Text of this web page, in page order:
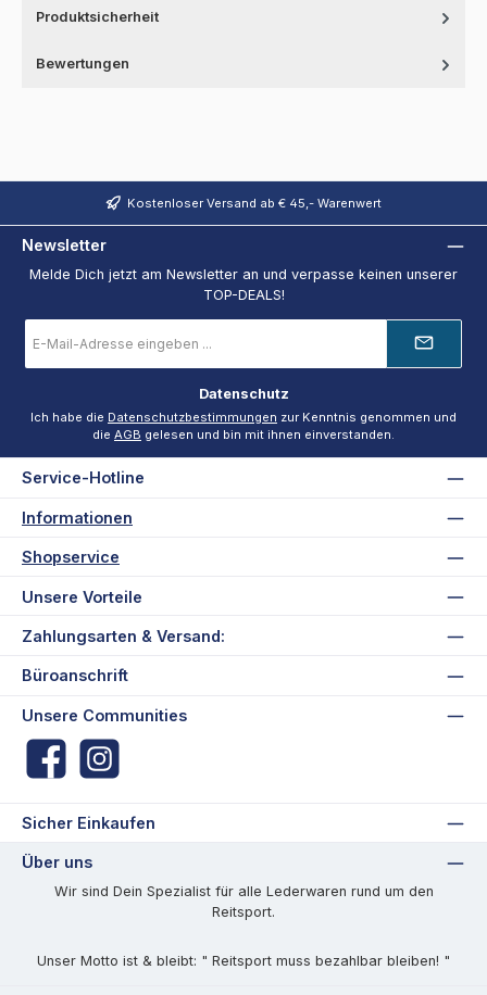
Produktsicherheit
Bewertungen
Kostenloser Versand ab € 45,- Warenwert
Newsletter
Melde Dich jetzt am Newsletter an und verpasse keinen unserer
TOP-DEALS!
Mail-
Adresse
Datenschutz
Ich habe die Datenschutzbestimmungen zur Kenntnis genommen und
die AGB gelesen und bin mit ihnen einverstanden.
Service-Hotline
Informationen
Shopservice
Unsere Vorteile
Unsere Communities
FacebookInstagram
Zahlungsarten & Versand:
Büroanschrift
Sicher Einkaufen
Über uns
Wir sind Dein Spezialist für alle Lederwaren rund um den
Reitsport.
Unser Motto ist & bleibt: " Reitsport muss bezahlbar bleiben! "